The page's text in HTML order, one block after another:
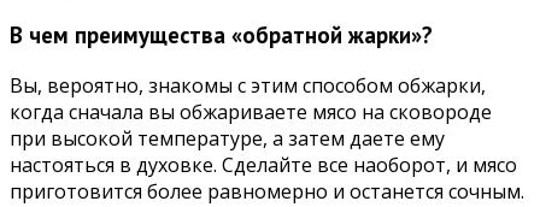
В чем преимущества «обратной жарки»?
Вы, вероятно, знакомы с этим способом обжарки,
когда сначала вы обжариваете мясо на сковороде
при высокой температуре, а затем даете ему
настояться в духовке. Сделайте все наоборот, и мясо
приготовится более равномерно и останется сочным.